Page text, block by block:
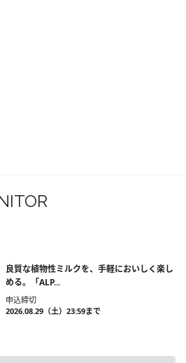
良質な植物性ミルクを、手軽においしく楽し
める。「ALP...
申込締切
2026.08.29（土）23:59まで